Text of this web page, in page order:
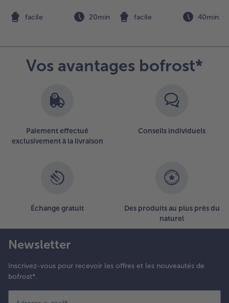
facile 20min facile 40min
Vos avantages bofrost*
Paiement effectué
exclusivement à la livraison
Conseils individuels
Échange gratuit
Des produits au plus près du
naturel
Newsletter
Inscrivez-vous pour recevoir les offres et les nouveautés de
bofrost*.